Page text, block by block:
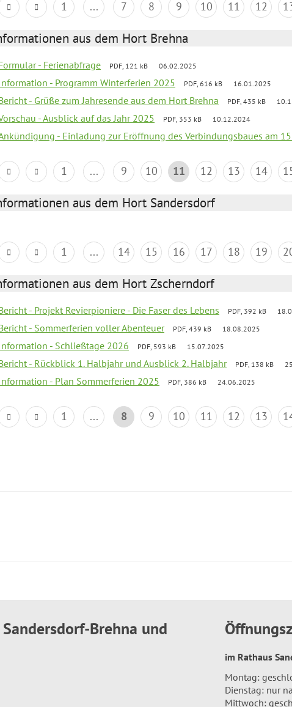
1 ... 7 8 9 10 11 12
aus dem Hort Brehna
- Ferienabfrage PDF, 121 kB 06.02.2025
- Programm Winterferien 2025 PDF, 616 kB 16.01.2025
- Grüße zum Jahresende aus dem Hort Brehna PDF, 435 kB
- Ausblick auf das Jahr 2025 PDF, 353 kB 10.12.2024
- Einladung zur Eröffnung des Verbindungsbaues am
1 ... 9 10 11 12 13 14
aus dem Hort Sandersdorf
1 ... 14 15 16 17 18 19
aus dem Hort Zscherndorf
- Projekt Revierpioniere - Die Faser des Lebens PDF, 392 kB
- Sommerferien voller Abenteuer PDF, 439 kB 18.08.2025
- Schließtage 2026 PDF, 593 kB 15.07.2025
- Rückblick 1. Halbjahr und Ausblick 2. Halbjahr PDF, 138 kB
- Plan Sommerferien 2025 PDF, 386 kB 24.06.2025
1 ... 8 9 10 11 12 13
Brehna und
im Rathaus
Montag:
Dienstag: nur
Mittwoch: